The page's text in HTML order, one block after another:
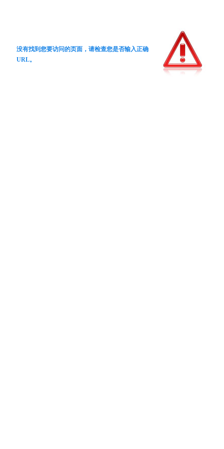
没有找到您要访问的页面，请检查您是否输入正确
URL。